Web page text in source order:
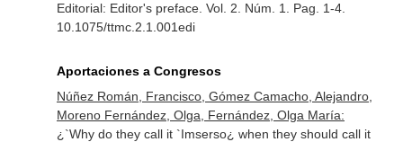
Editorial: Editor's preface. Vol. 2. Núm. 1. Pag. 1-4.
10.1075/ttmc.2.1.001edi
Aportaciones a Congresos
Núñez Román, Francisco, Gómez Camacho, Alejandro,
Moreno Fernández, Olga, Fernández, Olga María:
¿`Why do they call it `Imserso¿ when they should call it